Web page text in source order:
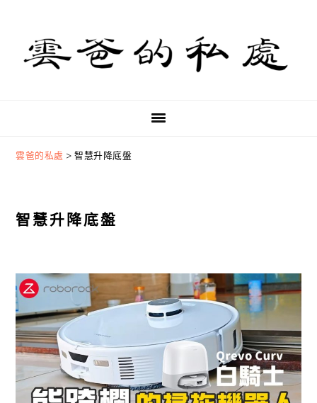
primary
navigation
content
primary
sidebar
雲爸的私處 >智慧升降底盤
智慧升降底盤